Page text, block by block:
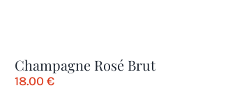
Champagne Rosé Brut
18.00 €